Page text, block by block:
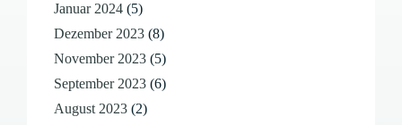
Januar 2024 (5)
Dezember 2023 (8)
November 2023 (5)
September 2023 (6)
August 2023 (2)